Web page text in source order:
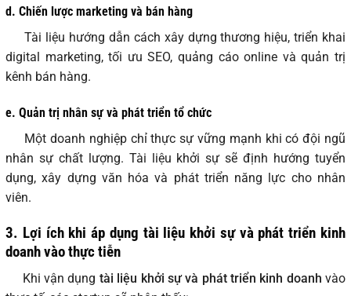
d. Chiến lược marketing và bán hàng
Tài liệu hướng dẫn cách xây dựng thương hiệu, triển khai
digital marketing, tối ưu SEO, quảng cáo online và quản trị
kênh bán hàng.
e. Quản trị nhân sự và phát triển tổ chức
Một doanh nghiệp chỉ thực sự vững mạnh khi có đội ngũ
nhân sự chất lượng. Tài liệu khởi sự sẽ định hướng tuyển
dụng, xây dựng văn hóa và phát triển năng lực cho nhân
viên.
3. Lợi ích khi áp dụng tài liệu khởi sự và phát triển kinh
doanh vào thực tiễn
Khi vận dụng tài liệu khởi sự và phát triển kinh doanh vào